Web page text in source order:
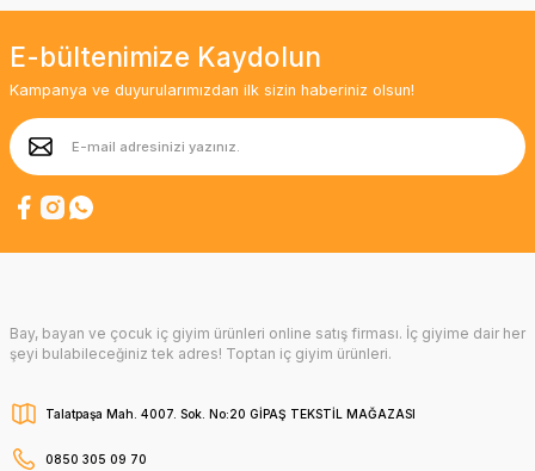
E-bültenimize Kaydolun
Kampanya ve duyurularımızdan ilk sizin haberiniz olsun!
Bay, bayan ve çocuk iç giyim ürünleri online satış firması. İç giyime dair her
şeyi bulabileceğiniz tek adres! Toptan iç giyim ürünleri.
Talatpaşa Mah. 4007. Sok. No:20 GİPAŞ TEKSTİL MAĞAZASI
0850 305 09 70